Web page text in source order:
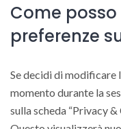
Come
preferenze
Se decidi di modificare
momento durante la
sulla scheda “Privacy